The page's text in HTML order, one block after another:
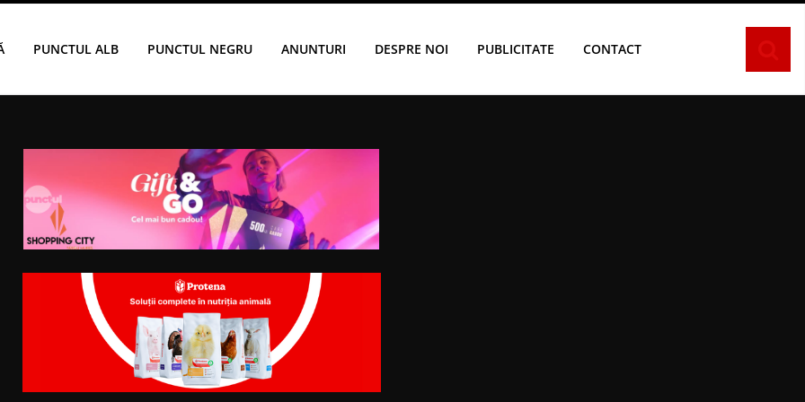
PUNCTUL ALB PUNCTUL NEGRU ANUNTURI DESPRE NOI PUBLICITATE CONTACT